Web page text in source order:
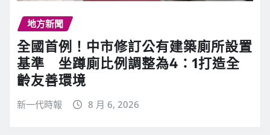
地方新聞
全國首例！中市修訂公有建築廁所設置
基準 坐蹲廁比例調整為4：1打造全
齡友善環境
新一代時報 8 月 6, 2026